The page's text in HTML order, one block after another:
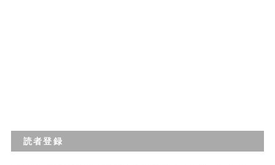
読者登録